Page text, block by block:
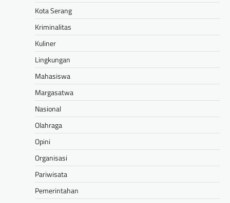
Kota Serang
Kriminalitas
Kuliner
Lingkungan
Mahasiswa
Margasatwa
Nasional
Olahraga
Opini
Organisasi
Pariwisata
Pemerintahan